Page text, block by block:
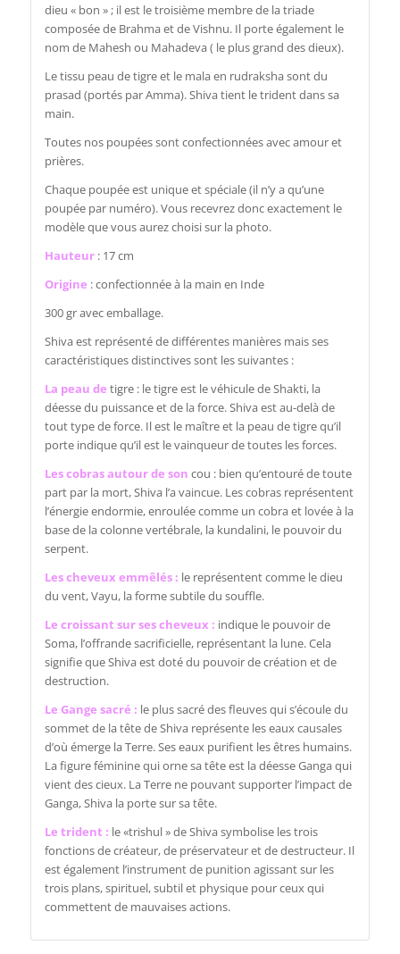
dieu « bon » ; il est le troisième membre de la triade
composée de Brahma et de Vishnu. Il porte également le
nom de Mahesh ou Mahadeva ( le plus grand des dieux).
Le tissu peau de tigre et le mala en rudraksha sont du
prasad (portés par Amma). Shiva tient le trident dans sa
main.
Toutes nos poupées sont confectionnées avec amour et
prières.
Chaque poupée est unique et spéciale (il n’y a qu’une
poupée par numéro). Vous recevrez donc exactement le
modèle que vous aurez choisi sur la photo.
Hauteur: 17 cm
Origine : confectionnée à la main en Inde
300 gr avec emballage.
Shiva est représenté de différentes manières mais ses
caractéristiques distinctives sont les suivantes :
La peau de tigre : le tigre est le véhicule de Shakti, la
déesse du puissance et de la force. Shiva est au-delà de
tout type de force. Il est le maître et la peau de tigre qu’il
porte indique qu’il est le vainqueur de toutes les forces.
Les cobras autour de son cou : bien qu’entouré de toute
part par la mort, Shiva l’a vaincue. Les cobras représentent
l’énergie endormie, enroulée comme un cobra et lovée à la
base de la colonne vertébrale, la kundalini, le pouvoir du
serpent.
Les cheveux emmêlés : le représentent comme le dieu
du vent, Vayu, la forme subtile du souffle.
Le croissant sur ses cheveux : indique le pouvoir de
Soma, l’offrande sacrificielle, représentant la lune. Cela
signifie que Shiva est doté du pouvoir de création et de
destruction.
Le Gange sacré : le plus sacré des fleuves qui s’écoule du
sommet de la tête de Shiva représente les eaux causales
d’où émerge la Terre. Ses eaux purifient les êtres humains.
La figure féminine qui orne sa tête est la déesse Ganga qui
vient des cieux. La Terre ne pouvant supporter l’impact de
Ganga, Shiva la porte sur sa tête.
Le trident : le «trishul » de Shiva symbolise les trois
fonctions de créateur, de préservateur et de destructeur. Il
est également l’instrument de punition agissant sur les
trois plans, spirituel, subtil et physique pour ceux qui
commettent de mauvaises actions.